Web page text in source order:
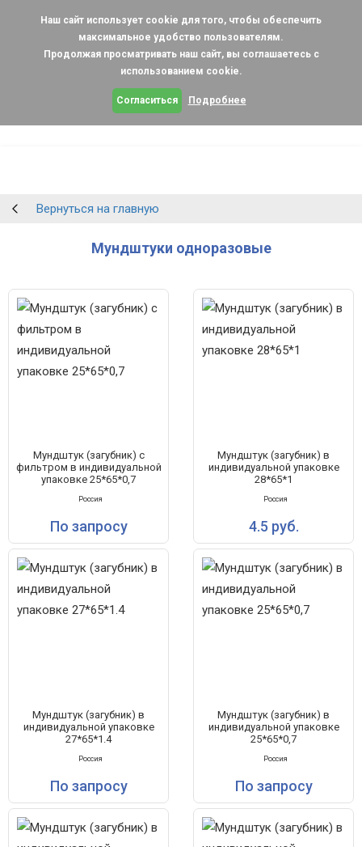
Наш сайт использует cookie для того, чтобы обеспечить
максимальное удобство пользователям.
Продолжая просматривать наш сайт, вы соглашаетесь с
использованием cookie.
Согласиться Подробнее
Вернуться на главную
Мундштуки одноразовые
Мундштук (загубник) с
фильтром в индивидуальной
упаковке 25*65*0,7
Россия
По запросу
Мундштук (загубник) в
индивидуальной упаковке
28*65*1
Россия
4.5 руб.
Мундштук (загубник) в
индивидуальной упаковке
27*65*1.4
Россия
По запросу
Мундштук (загубник) в
индивидуальной упаковке
25*65*0,7
Россия
По запросу